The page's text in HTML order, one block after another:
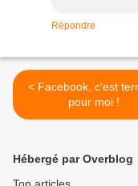
Répondre
< Facebook, c'est terminé
pour moi !
Hébergé par Overblog